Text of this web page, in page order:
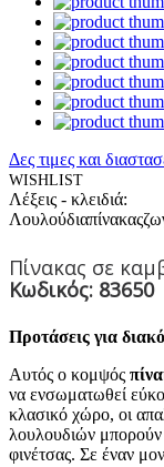
Δες τιμες και
WISHLIST
Λέξεις - κλειδιά:
Λουλούδιαπίνακας
Πίνακας σε
Κωδικός: 83650
Προτάσεις για
Αυτός ο κομψός
να ενσωματωθεί
κλασικό χώρο, οι
λουλουδιών μπορούν
φινέτσας. Σε έναν